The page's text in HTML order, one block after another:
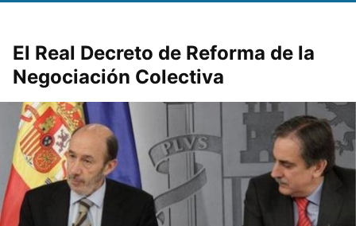
El Real Decreto de Reforma de la
Negociación Colectiva